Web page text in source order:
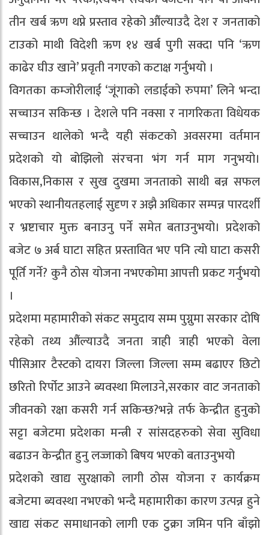
तीन खर्ब ऋण थप्ने प्रस्ताव रहेको औंल्याउदै देश र जनताको
टाउको माथी विदेशी ऋण १४ खर्ब पुगी सक्दा पनि ‘ऋण
काढेर घीउ खाने’ प्रवृती नगएको कटाक्ष गर्नुभयो ।
विगतका कम्जोरीलाई ‘जूंगाको लडाईको रुपमा’ लिने भन्दा
सच्चाउन सकिन्छ । देशले पनि नक्सा र नागरिकता विधेयक
सच्चाउन थालेको भन्दै यही संकटको अवसरमा वर्तमान
प्रदेशको यो बोझिलो संरचना भंग गर्न माग गनुभयो।
विकास,निकास र सुख दुखमा जनताको साथी बन्न सफल
भएको स्थानीयतहलाई सुदृण र अझै अधिकार सम्पन्न पारदर्शी
र भ्रष्टाचार मुक्त बनाउनु पर्ने समेत बताउनुभयो। प्रदेशको
बजेट ७ अर्ब घाटा सहित प्रस्तावित भए पनि त्यो घाटा कसरी
पूर्ति गर्ने? कुनै ठोस योजना नभएकोमा आपत्ती प्रकट गर्नुभयो
।
प्रदेशमा महामारीको संकट समुदाय सम्म पुग्नुमा सरकार दोषि
रहेको तथ्य औंल्याउदै जनता त्राही त्राही भएको वेला
पीसिआर टैस्टको दायरा जिल्ला जिल्ला सम्म बढाएर छिटो
छरितो रिर्पोट आउने ब्यवस्था मिलाउने,सरकार वाट जनताको
जीवनको रक्षा कसरी गर्न सकिन्छ?भन्ने तर्फ केन्द्रीत हुनुको
सट्टा बजेटमा प्रदेशका मन्त्री र सांसदहरुको सेवा सुविधा
बढाउन केन्द्रीत हुनु लज्जाको बिषय भएको बताउनुभयो
प्रदेशको खाद्य सुरक्षाको लागी ठोस योजना र कार्यक्रम
बजेटमा ब्यवस्था नभएको भन्दै महामारीका कारण उत्पन्न हुने
खाद्य संकट समाधानको लागी एक टुक्रा जमिन पनि बाँझो